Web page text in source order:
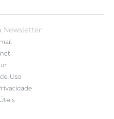
Newsletter
Uso